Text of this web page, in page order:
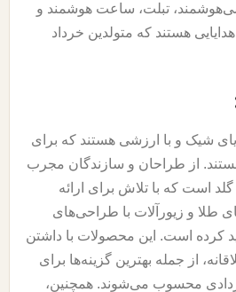
تبلت، ساعت هوشمند و
هستند که متولدین خرداد
شیک و با ارزشی هستند که برای
از طراحان و سازندگان مجرب
است که با تلاش برای ارائه
طلا و زیورآلات با طراحی‌های
کرده است. این محصولات با داشتن
از جمله بهترین گزینه‌ها برای
محسوب می‌شوند. همچنین،